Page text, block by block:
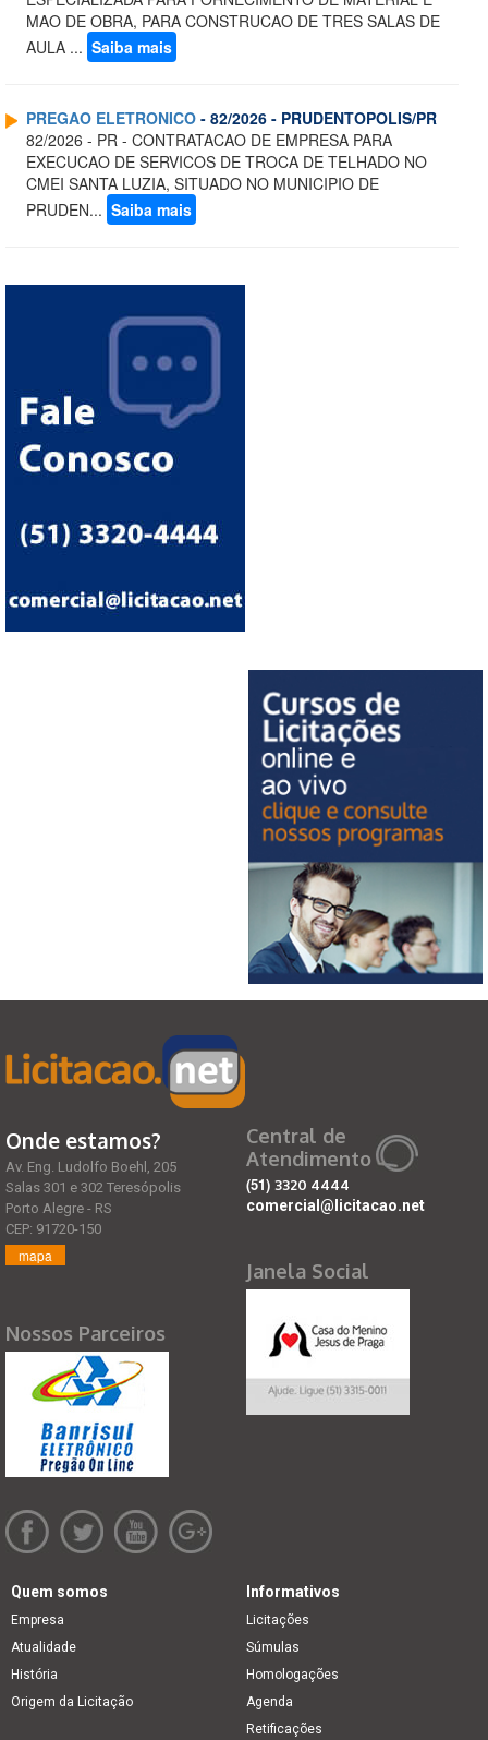
MAO DE OBRA, PARA CONSTRUCAO DE TRES SALAS DE
AULA ... Saiba mais
PREGAO ELETRONICO - 82/2026 - PRUDENTOPOLIS/PR
82/2026 - PR - CONTRATACAO DE EMPRESA PARA
EXECUCAO DE SERVICOS DE TROCA DE TELHADO NO
CMEI SANTA LUZIA, SITUADO NO MUNICIPIO DE
PRUDEN... Saiba mais
Onde estamos?
Av. Eng. Ludolfo Boehl, 205
Salas 301 e 302 Teresópolis
Porto Alegre - RS
CEP: 91720-150
mapa
Nossos Parceiros
Central de
Atendimento
(51) 3320 4444
comercial@licitacao.net
Janela Social
Quem somos
Empresa
Atualidade
História
Origem da Licitação
Informativos
Licitações
Súmulas
Homologações
Agenda
Retificações